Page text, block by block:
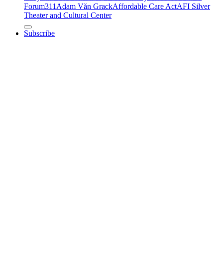
Forum311Adam Văn GrackAffordable Care ActAFI Silver
Theater and Cultural Center
Subscribe